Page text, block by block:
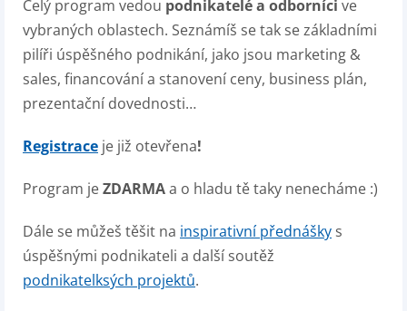
Celý program vedou podnikatelé a odborníci ve
vybraných oblastech. Seznámíš se tak se základními
pilíři úspěšného podnikání, jako jsou marketing &
sales, financování a stanovení ceny, business plán,
prezentační dovednosti…
Registrace je již otevřena!
Program jeZDARMAa o hladu tě taky nenecháme :)
Dále se můžeš těšit na inspirativní přednášky s
úspěšnými podnikateli a další soutěž
podnikatelksých projektů.